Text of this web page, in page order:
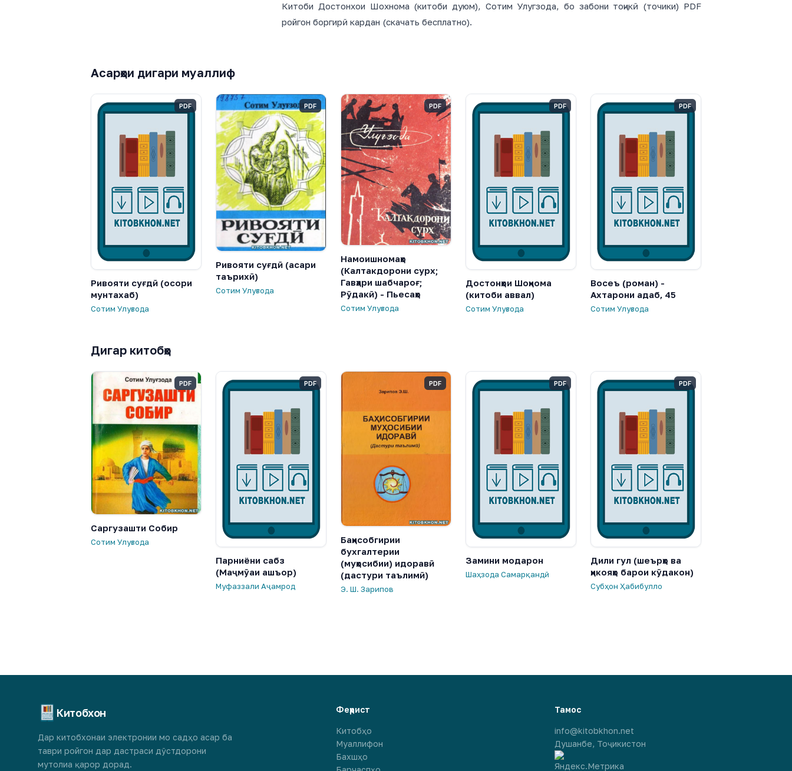
Китоби Достонхои Шохнома (китоби дуюм), Сотим Улугзода, бо забони тоҷикӣ (точики) PDF
ройгон боргирӣ кардан (скачать бесплатно).
Асарҳои дигари муаллиф
PDF
Ривояти суғдӣ (осори
мунтахаб)
Сотим Улуғзода
PDF
Ривояти суғдӣ (асари
таърихӣ)
Сотим Улуғзода
PDF
Намоишномаҳо
(Калтакдорони сурх;
Гавҳари шабчароғ;
Рӯдакӣ) - Пьесаҳо
Сотим Улуғзода
PDF
Достонҳои Шоҳнома
(китоби аввал)
Сотим Улуғзода
PDF
Восеъ (роман) -
Ахтарони адаб, 45
Сотим Улуғзода
Дигар китобҳо
PDF
Саргузашти Собир
Сотим Улуғзода
PDF
Парниёни сабз
(Маҷмӯаи ашъор)
Муфаззали Аҷамрод
PDF
Баҳисобгирии
бухгалтерии
(муҳосибии) идоравӣ
(дастури таълимӣ)
Э. Ш. Зарипов
PDF
Замини модарон
Шаҳзода Самарқандӣ
PDF
Дили гул (шеърҳо ва
ҳикояҳо барои кӯдакон)
Субҳон Ҳабибулло
Китобхон
Дар китобхонаи электронии мо садҳо асар ба
таври ройгон дар дастраси дӯстдорони
мутолиа қарор дорад.
Феҳрист
Китобҳо
Муаллифон
Бахшҳо
Тамос
info@kitobkhon.net
Душанбе, Тоҷикистон